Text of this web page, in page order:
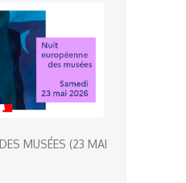
MUSÉES (23 MAI